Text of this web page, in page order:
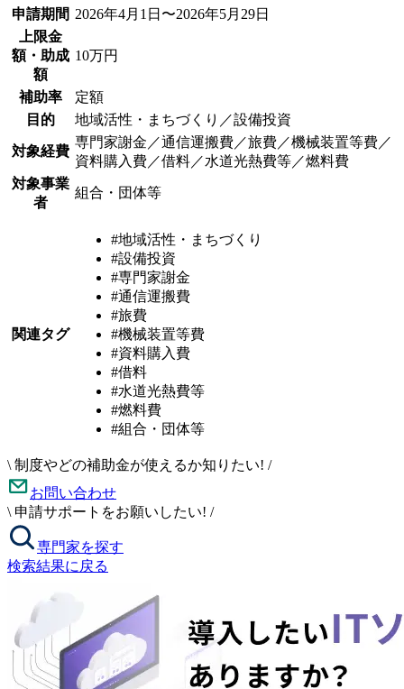
申請期間 2026年4月1日〜2026年5月29日
上限金
額・助成
額
10万円
補助率
定額
目的
地域活性・まちづくり／設備投資
対象経費
専門家謝金／通信運搬費／旅費／機械装置等費／
資料購入費／借料／水道光熱費等／燃料費
対象事業
者
組合・団体等
関連タグ
#地域活性・まちづくり
#設備投資
#専門家謝金
#通信運搬費
#旅費
#機械装置等費
#資料購入費
#借料
#水道光熱費等
#燃料費
#組合・団体等
\ 制度やどの補助金が使えるか知りたい! /
お問い合わせ
\ 申請サポートをお願いしたい! /
専門家を探す
検索結果に戻る